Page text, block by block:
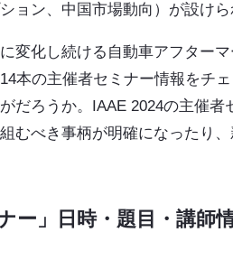
ョン、中国市場動向）が設けら
変化し続ける自動車アフター
本の主催者セミナー情報をチ
だろうか。IAAE 2024の主催者
むべき事柄が明確になったり
ー」日時・題目・講師